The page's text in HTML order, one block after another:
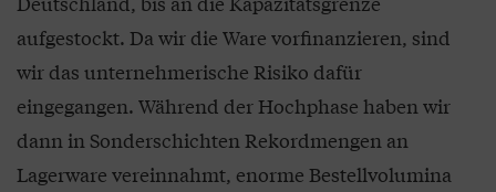
aufgestockt. Da wir die Ware vorfinanzieren, sind
wir das unternehmerische Risiko dafür
eingegangen. Während der Hochphase haben wir
dann in Sonderschichten Rekordmengen an
Lagerware vereinnahmt, enorme Bestellvolumina